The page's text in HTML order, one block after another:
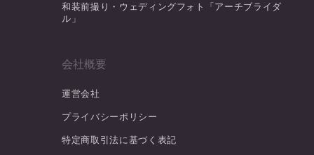
和装前撮り・ウェディングフォト「アーチブライダ
ル」
会社概要
運営会社
プライバシーポリシー
特定商取引法に基づく表記